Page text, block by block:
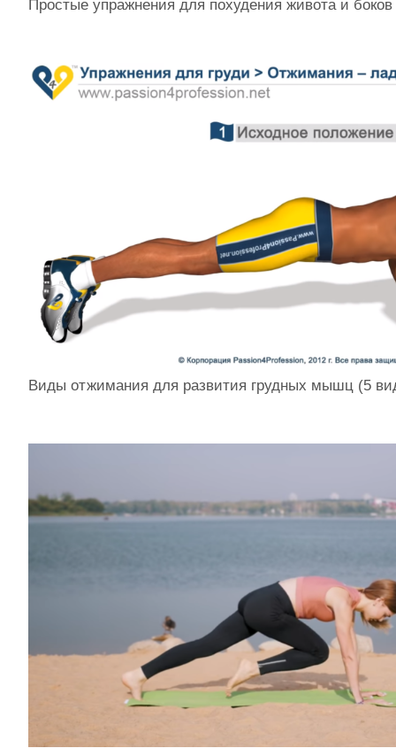
Простые упражнения для похудения живота и боков
Виды отжимания для развития грудных мышц (5